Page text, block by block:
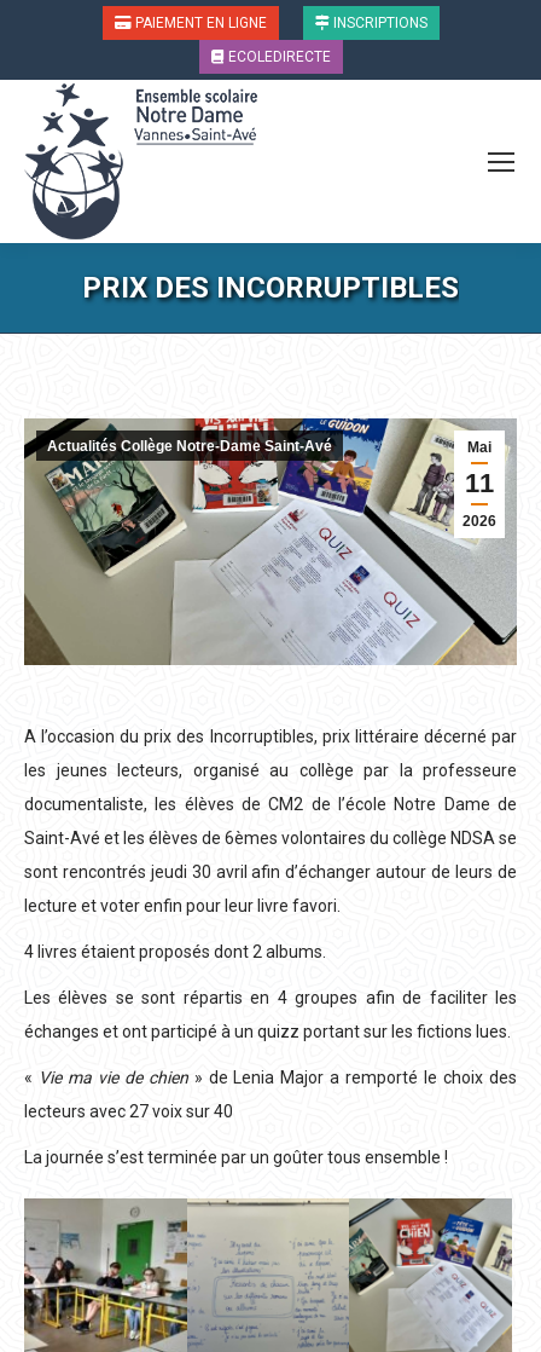
PAIEMENT EN LIGNE
INSCRIPTIONS
ECOLEDIRECTE
PRIX DES INCORRUPTIBLES
Mai
11
2026
Actualités Collège Notre-Dame Saint-Avé
A l’occasion du prix des Incorruptibles, prix littéraire décerné par
les jeunes lecteurs, organisé au collège par la professeure
documentaliste, les élèves de CM2 de l’école Notre Dame de
Saint-Avé et les élèves de 6èmes volontaires du collège NDSA se
sont rencontrés jeudi 30 avril afin d’échanger autour de leurs de
lecture et voter enfin pour leur livre favori.
4 livres étaient proposés dont 2 albums.
Les élèves se sont répartis en 4 groupes afin de faciliter les
échanges et ont participé à un quizz portant sur les fictions lues.
« Vie ma vie de chien» de Lenia Major a remporté le choix des
lecteurs avec 27 voix sur 40
La journée s’est terminée par un goûter tous ensemble !